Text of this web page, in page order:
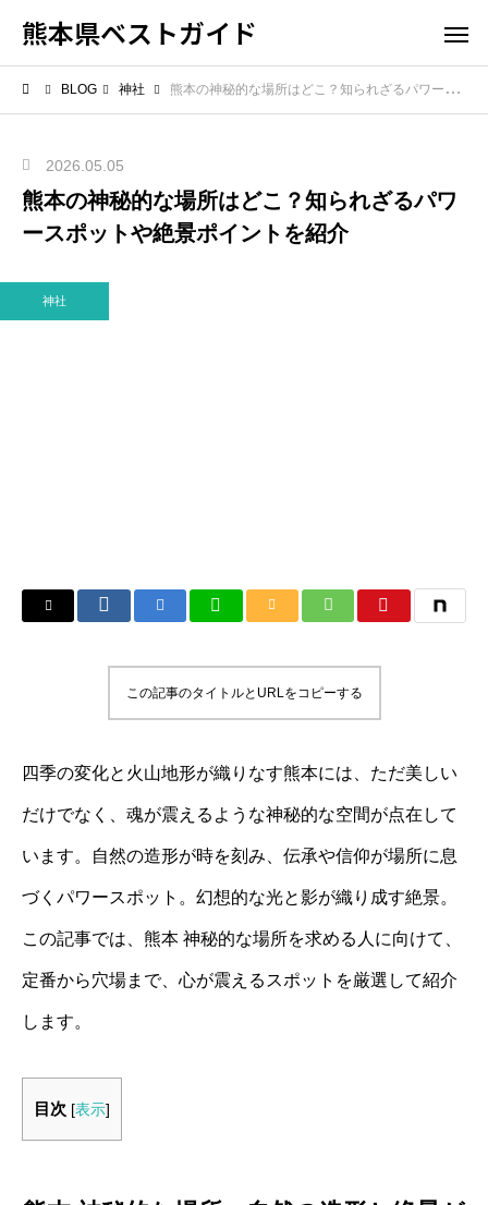
熊本県ベストガイド
BLOG 神社 熊本の神秘的な場所はどこ？知られざるパワースポットや絶景ポイントを紹介
2026.05.05
熊本の神秘的な場所はどこ？知られざるパワ
ースポットや絶景ポイントを紹介
神社
この記事のタイトルとURLをコピーする
四季の変化と火山地形が織りなす熊本には、ただ美しい
だけでなく、魂が震えるような神秘的な空間が点在して
います。自然の造形が時を刻み、伝承や信仰が場所に息
づくパワースポット。幻想的な光と影が織り成す絶景。
この記事では、熊本 神秘的な場所を求める人に向けて、
定番から穴場まで、心が震えるスポットを厳選して紹介
します。
目次 [表示]